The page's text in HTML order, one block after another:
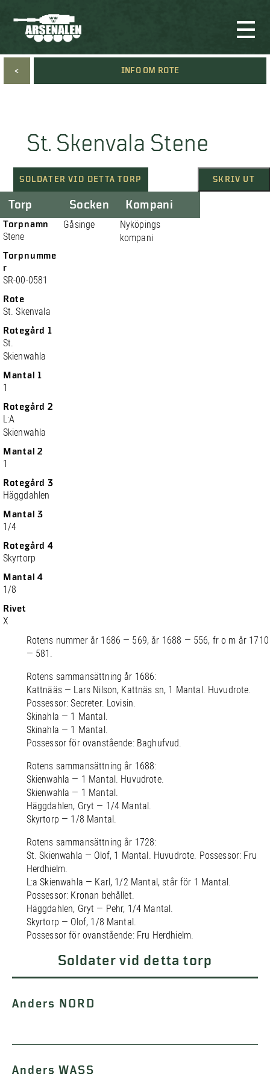
< INFO OM ROTE
St. Skenvala Stene
SOLDATER VID DETTA TORP SKRIV UT
Torp
Torpnamn
Stene
Torpnumme
r
SR-00-0581
Rote
St. Skenvala
Rotegård 1
St.
Skienwahla
Mantal 1
1
Rotegård 2
L:A
Skienwahla
Mantal 2
1
Rotegård 3
Häggdahlen
Mantal 3
1/4
Rotegård 4
Skyrtorp
Mantal 4
1/8
Rivet
X
Socken
Gåsinge
Kompani
Nyköpings
kompani
Rotens nummer år 1686 — 569, år 1688 — 556, fr o m år 1710
— 581.
Rotens sammansättning år 1686:
Kattnääs — Lars Nilson, Kattnäs sn, 1 Mantal. Huvudrote.
Possessor: Secreter. Lovisin.
Skinahla — 1 Mantal.
Skinahla — 1 Mantal.
Possessor för ovanstående: Baghufvud.
Rotens sammansättning år 1688:
Skienwahla — 1 Mantal. Huvudrote.
Skienwahla — 1 Mantal.
Häggdahlen, Gryt — 1/4 Mantal.
Skyrtorp — 1/8 Mantal.
Rotens sammansättning år 1728:
St. Skienwahla — Olof, 1 Mantal. Huvudrote. Possessor: Fru
Herdhielm.
L:a Skienwahla — Karl, 1/2 Mantal, står för 1 Mantal.
Possessor: Kronan behållet.
Häggdahlen, Gryt — Pehr, 1/4 Mantal.
Skyrtorp — Olof, 1/8 Mantal.
Possessor för ovanstående: Fru Herdhielm.
Soldater vid detta torp
Anders NORD
Anders WASS